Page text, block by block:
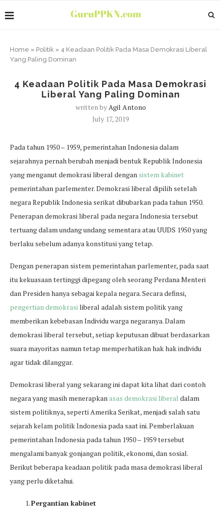
Home » Politik » 4 Keadaan Politik Pada Masa Demokrasi Liberal
Yang Paling Dominan
4 Keadaan Politik Pada Masa Demokrasi
Liberal Yang Paling Dominan
written byAgil Antono
July 17, 2019
Pada tahun 1950 – 1959, pemerintahan Indonesia dalam
sejarahnya pernah berubah menjadi bentuk Republik Indonesia
yang menganut demokrasi liberal dengan sistem kabinet
pemerintahan parlementer. Demokrasi liberal dipilih setelah
negara Republik Indonesia serikat dibubarkan pada tahun 1950.
Penerapan demokrasi liberal pada negara Indonesia tersebut
tertuang dalam undang undang sementara atau UUDS 1950 yang
berlaku sebelum adanya konstitusi yang tetap.
Dengan penerapan sistem pemerintahan parlementer, pada saat
itu kekuasaan tertinggi dipegang oleh seorang Perdana Menteri
dan Presiden hanya sebagai kepala negara. Secara definsi,
pengertian demokrasiliberal adalah sistem politik yang
memberikan kebebasan Individu warga negaranya. Dalam
demokrasi liberal tersebut, setiap keputusan dibuat berdasarkan
suara mayoritas namun tetap memperhatikan hak hak individu
agar tidak dilanggar.
Demokrasi liberal yang sekarang ini dapat kita lihat dari contoh
negara yang masih menerapkanasas demokrasi liberal dalam
sistem politiknya, seperti Amerika Serikat, menjadi salah satu
sejarah kelam politik Indonesia pada saat ini. Pemberlakuan
pemerintahan Indonesia pada tahun 1950 – 1959 tersebut
mengalami banyak gonjangan politik, ekonomi, dan sosial.
Berikut beberapa keadaan politik pada masa demokrasi liberal
yang perlu diketahui.
Pergantian kabinet